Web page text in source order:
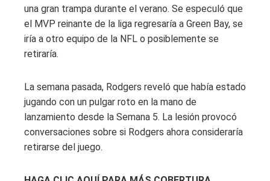
una gran trampa durante el verano. Se especuló que
el MVP reinante de la liga regresaría a Green Bay, se
iría a otro equipo de la NFL o posiblemente se
retiraría.
La semana pasada, Rodgers reveló que había estado
jugando con un pulgar roto en la mano de
lanzamiento desde la Semana 5. La lesión provocó
conversaciones sobre si Rodgers ahora consideraría
retirarse del juego.